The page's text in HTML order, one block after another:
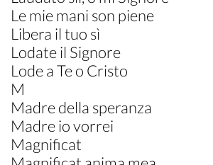
Le mie mani son piene
Libera il tuo sì
Lodate il Signore
Lode a Te o Cristo
M
Madre della speranza
Madre io vorrei
Magnificat